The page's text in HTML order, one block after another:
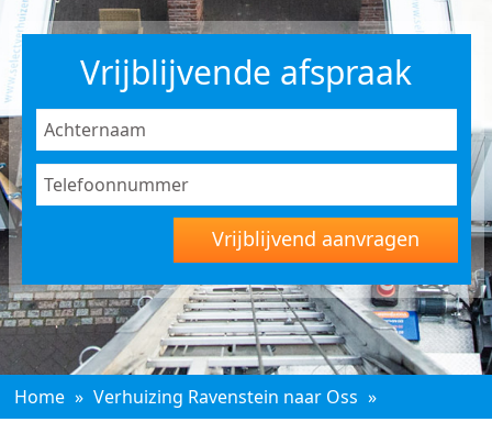
Vrijblijvende afspraak
Vrijblijvend aanvragen
Home » Verhuizing Ravenstein naar Oss »